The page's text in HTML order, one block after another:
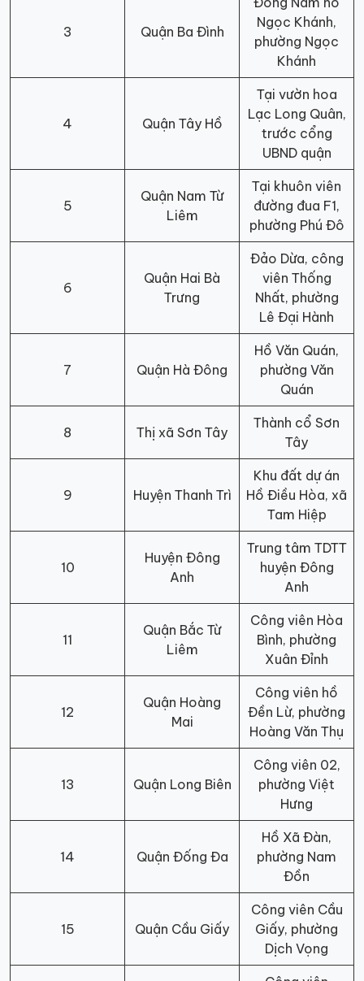
3 Quận Ba Đình
Ngọc Khánh,
phường Ngọc
Khánh
4 Quận Tây Hồ
Tại vườn hoa
Lạc Long Quân,
trước cổng
UBND quận
5
Quận Nam Từ
Liêm
Tại khuôn viên
đường đua F1,
phường Phú Đô
6
Quận Hai Bà
Trưng
Đảo Dừa, công
viên Thống
Nhất, phường
Lê Đại Hành
7 Quận Hà Đông
Hồ Văn Quán,
phường Văn
Quán
8 Thị xã Sơn Tây
Thành cổ Sơn
Tây
9 Huyện Thanh Trì
Khu đất dự án
Hồ Điều Hòa, xã
Tam Hiệp
10
Huyện Đông
Anh
Trung tâm TDTT
huyện Đông
Anh
11
Quận Bắc Từ
Liêm
Công viên Hòa
Bình, phường
Xuân Đỉnh
12
Quận Hoàng
Mai
Công viên hồ
Đền Lừ, phường
Hoàng Văn Thụ
13 Quận Long Biên
Công viên 02,
phường Việt
Hưng
14 Quận Đống Đa
Hồ Xã Đàn,
phường Nam
Đồn
15 Quận Cầu Giấy
Công viên Cầu
Giấy, phường
Dịch Vọng